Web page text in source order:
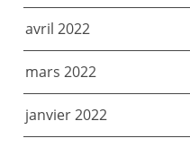
avril 2022
mars 2022
janvier 2022